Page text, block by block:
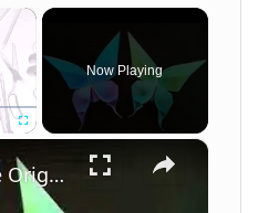
×
Now Playing
×
Borboleta de Origami.